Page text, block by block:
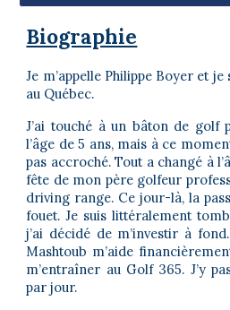
Biographie
Je m’appelle Philippe Boyer et
au Québec.
J’ai touché à un bâton de
l’âge de 5 ans, mais à ce
pas accroché. Tout a changé à
fête de mon père golfeur
driving range. Ce jour-là, la
fouet. Je suis littéralement
j’ai décidé de m’investir à
Mashtoub m’aide
m’entraîner au Golf 365. J’y
par jour.